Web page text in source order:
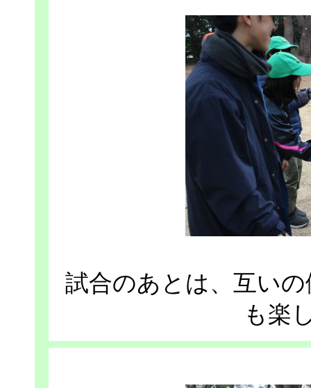
試合のあとは、互い
も楽